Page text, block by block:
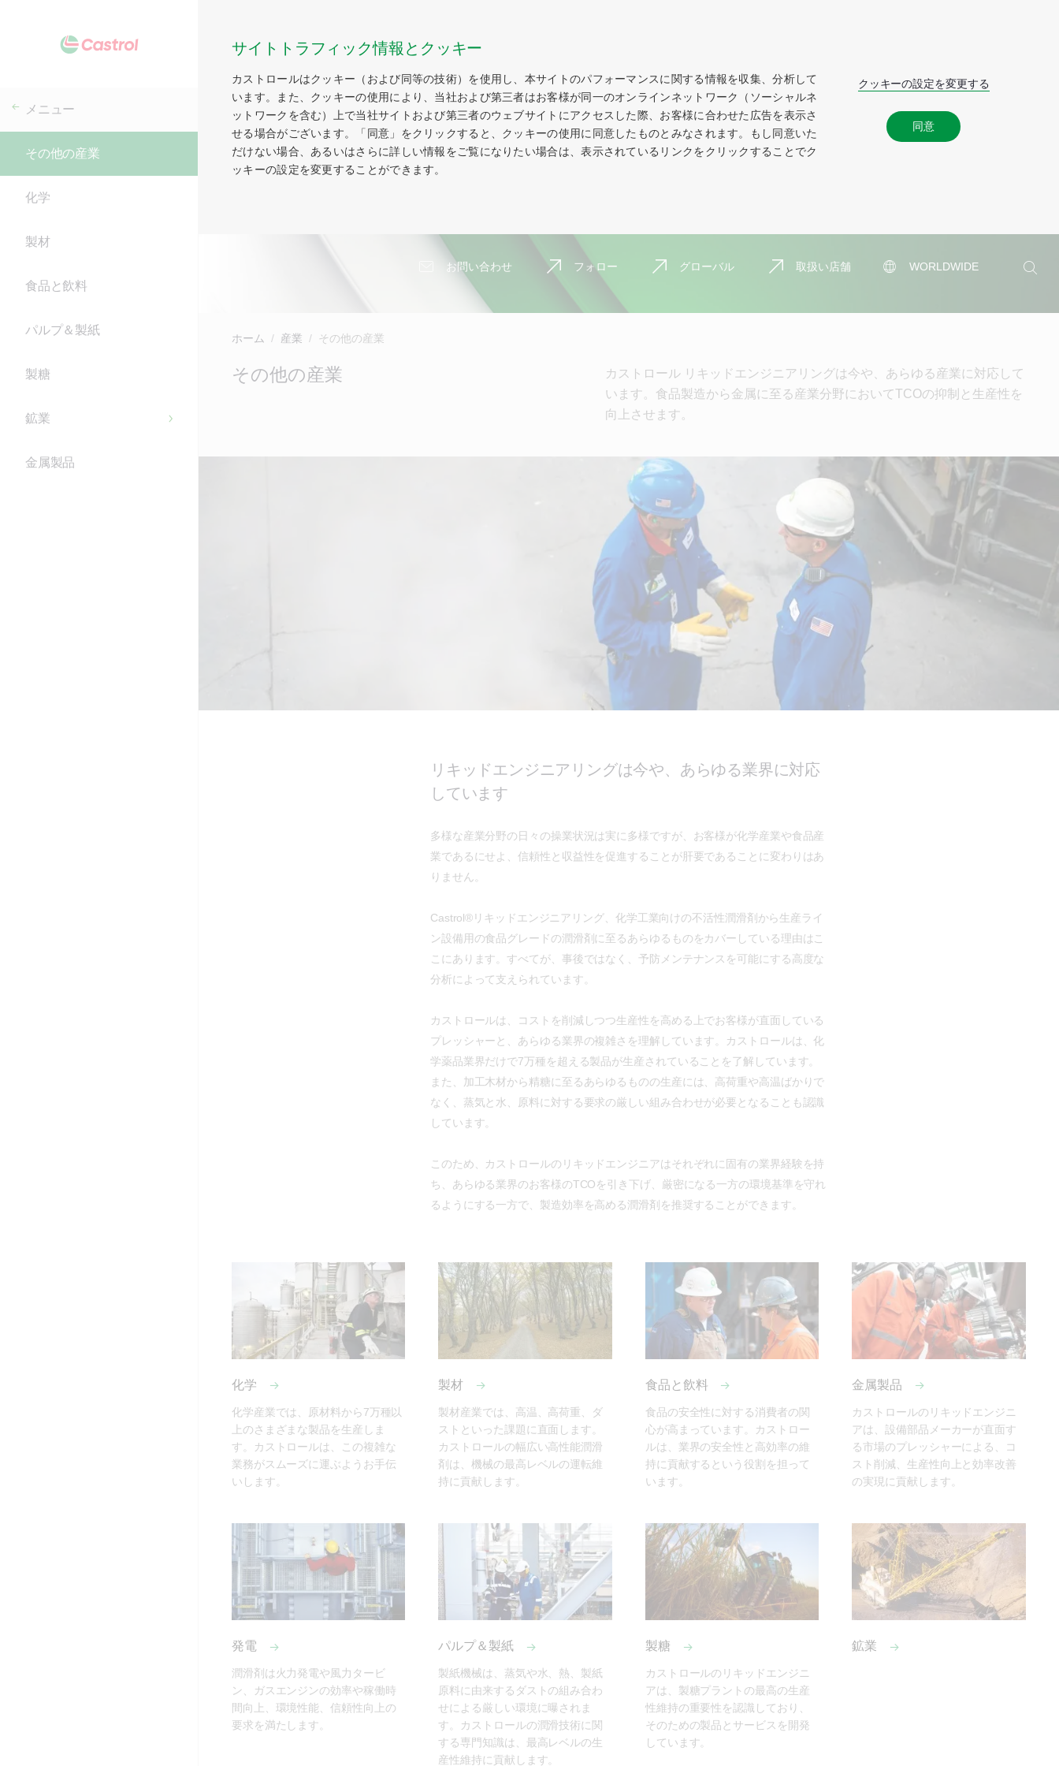
サイトトラフィック情報とクッキー
カストロールはクッキー（および同等の技術）を使用し、本サイトのパフォーマンスに関する情報を収集、分析して
います。また、クッキーの使用により、当社および第三者はお客様が同一のオンラインネットワーク（ソーシャルネ
ットワークを含む）上で当社サイトおよび第三者のウェブサイトにアクセスした際、お客様に合わせた広告を表示さ
せる場合がございます。「同意」をクリックすると、クッキーの使用に同意したものとみなされます。もし同意いた
だけない場合、あるいはさらに詳しい情報をご覧になりたい場合は、表示されているリンクをクリックすることでク
ッキーの設定を変更することができます。
クッキーの設定を変更する
同意
お問い合わせ フォロー グローバル 取扱い店舗
WORLDWIDE
検
メニュー
その他の産業
化学
製材
食品と飲料
パルプ＆製紙
製糖
鉱業
金属製品
ホーム 産業 その他の産業
Contentその他の産業
カストロール リキッドエンジニアリングは今や、あらゆる産業に対応して
います。食品製造から金属に至る産業分野においてTCOの抑制と生産性を
向上させます。
リキッドエンジニアリングは今や、あらゆる業界に対応
しています
多様な産業分野の日々の操業状況は実に多様ですが、お客様が化学産業や食品産
業であるにせよ、信頼性と収益性を促進することが肝要であることに変わりはあ
りません。
Castrol®リキッドエンジニアリング、化学工業向けの不活性潤滑剤から生産ライ
ン設備用の食品グレードの潤滑剤に至るあらゆるものをカバーしている理由はこ
こにあります。すべてが、事後ではなく、予防メンテナンスを可能にする高度な
分析によって支えられています。
カストロールは、コストを削減しつつ生産性を高める上でお客様が直面している
プレッシャーと、あらゆる業界の複雑さを理解しています。カストロールは、化
学薬品業界だけで7万種を超える製品が生産されていることを了解しています。
また、加工木材から精糖に至るあらゆるものの生産には、高荷重や高温ばかりで
なく、蒸気と水、原料に対する要求の厳しい組み合わせが必要となることも認識
しています。
このため、カストロールのリキッドエンジニアはそれぞれに固有の業界経験を持
ち、あらゆる業界のお客様のTCOを引き下げ、厳密になる一方の環境基準を守れ
るようにする一方で、製造効率を高める潤滑剤を推奨することができます。
化学
化学産業では、原材料から7万種以
上のさまざまな製品を生産しま
す。カストロールは、この複雑な
業務がスムーズに運ぶようお手伝
いします。
製材
製材産業では、高温、高荷重、ダ
ストといった課題に直面します。
カストロールの幅広い高性能潤滑
剤は、機械の最高レベルの運転維
持に貢献します。
食品と飲料
食品の安全性に対する消費者の関
心が高まっています。カストロー
ルは、業界の安全性と高効率の維
持に貢献するという役割を担って
います。
金属製品
カストロールのリキッドエンジニ
アは、設備部品メーカーが直面す
る市場のプレッシャーによる、コ
スト削減、生産性向上と効率改善
の実現に貢献します。
発電
潤滑剤は火力発電や風力タービ
ン、ガスエンジンの効率や稼働時
間向上、環境性能、信頼性向上の
要求を満たします。
パルプ＆製紙
製紙機械は、蒸気や水、熱、製紙
原料に由来するダストの組み合わ
せによる厳しい環境に曝されま
す。カストロールの潤滑技術に関
する専門知識は、最高レベルの生
産性維持に貢献します。
製糖
カストロールのリキッドエンジニ
アは、製糖プラントの最高の生産
性維持の重要性を認識しており、
そのための製品とサービスを開発
しています。
鉱業